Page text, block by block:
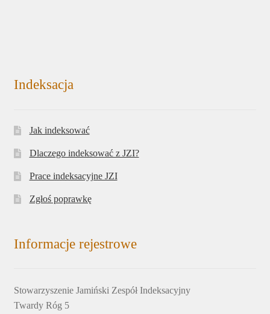
Indeksacja
Jak indeksować
Dlaczego indeksować z JZI?
Prace indeksacyjne JZI
Zgłoś poprawkę
Informacje rejestrowe
Stowarzyszenie Jamiński Zespół Indeksacyjny
Twardy Róg 5